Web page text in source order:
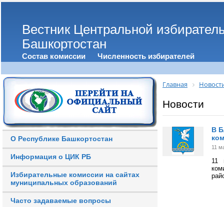
Вестник Центральной
Башкортостан
Состав комиссии Численность избирателей
О Республике Башкортостан
Информация о ЦИК РБ
Избирательные комиссии на сайтах
муниципальных образований
Часто задаваемые вопросы
Главная
Новости
В
11
11